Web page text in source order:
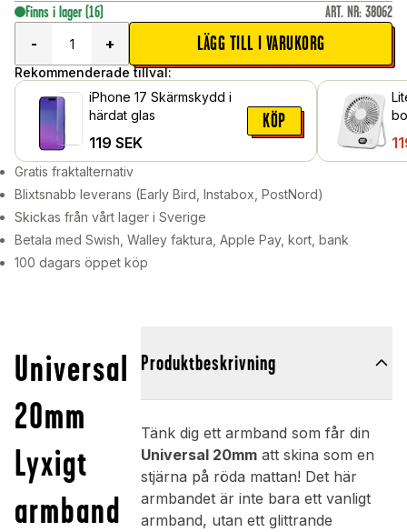
Finns i lager (16) ART. NR: 38062
-
+ LÄGG TILL I VARUKORG
Rekommenderade tillval:
iPhone 17 Skärmskydd i
härdat glas
119 SEK
KÖP
Gratis fraktalternativ
Blixtsnabb leverans (Early Bird, Instabox, PostNord)
Skickas från vårt lager i Sverige
Betala med Swish, Walley faktura, Apple Pay, kort, bank
100 dagars öppet köp
Universal
20mm
Lyxigt
armband
Produktbeskrivning
Tänk dig ett armband som får din
Universal 20mmatt skina som en
stjärna på röda mattan! Det här
armbandet är inte bara ett vanligt
armband, utan ett glittrande